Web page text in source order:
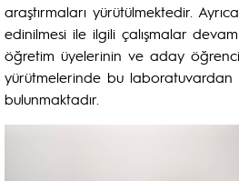
araştırmaları yürütülmektedir.
edinilmesi ile ilgili çalışmalar
öğretim üyelerinin ve aday
yürütmelerinde bu laboratuvardan
bulunmaktadır.